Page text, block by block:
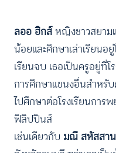
ลออ ฮิกส์หญิงชาวสยาม
น้อยและศึกษาเล่าเรียนอ
เรียนจบ เธอเป็นครูอยู่ที่โ
การศึกษาแขนงอื่นสำหรั
ไปศึกษาต่อโรงเรียนการ
ฟิลิปปินส์
เช่นเดียวกับ มณี สหัสสา